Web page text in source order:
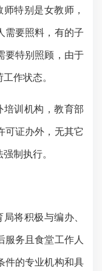
师特别是女教师，
需要照料，有的子
要特别照顾，由于
作状态。
培训机构，教育部
可证办外，无其它
制执行。
局将积极与编办、
服务且食堂工作人
件的专业机构和具